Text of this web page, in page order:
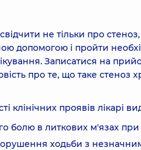
не тільки про
допомогою і пройти
Записатися на
про те, що таке стеноз
клінічних проявів лікарі
болю в литкових м'язах
ходьби з